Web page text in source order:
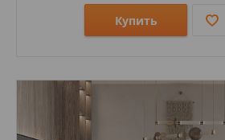
Купить
Стили: Под дерево;